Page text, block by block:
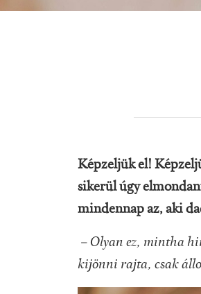
Képzeljük el!
sikerül úgy
mindennap az, aki
– Olyan ez, mintha
kijönni rajta, csak